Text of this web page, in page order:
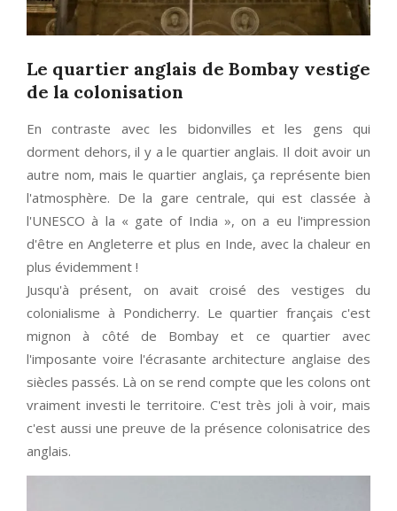
Le quartier anglais de Bombay vestige
de la colonisation
En contraste avec les bidonvilles et les gens qui
dorment dehors, il y a le quartier anglais. Il doit avoir un
autre nom, mais le quartier anglais, ça représente bien
l'atmosphère. De la gare centrale, qui est classée à
l'UNESCO à la « gate of India », on a eu l'impression
d'être en Angleterre et plus en Inde, avec la chaleur en
plus évidemment !
Jusqu'à présent, on avait croisé des vestiges du
colonialisme à Pondicherry. Le quartier français c'est
mignon à côté de Bombay et ce quartier avec
l'imposante voire l'écrasante architecture anglaise des
siècles passés. Là on se rend compte que les colons ont
vraiment investi le territoire. C'est très joli à voir, mais
c'est aussi une preuve de la présence colonisatrice des
anglais.